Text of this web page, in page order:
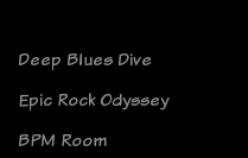
Deep Blues Dive
Epic Rock Odyssey
BPM Room